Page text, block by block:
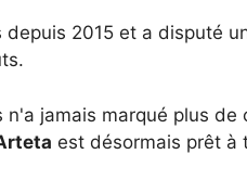
2015 et a disputé
jamais marqué plus
est désormais prêt à